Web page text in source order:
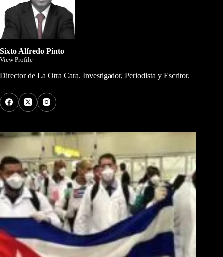
Sixto Alfredo Pinto
View Profile
Director de La Otra Cara. Investigador, Periodista y Escritor.